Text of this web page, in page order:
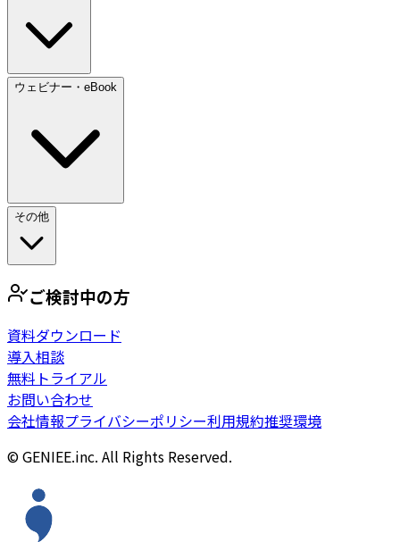
ウェビナー・eBook
その他
ご検討中の方
資料ダウンロード
導入相談
無料トライアル
お問い合わせ
会社情報プライバシーポリシー利用規約推奨環境
© GENIEE.inc. All Rights Reserved.